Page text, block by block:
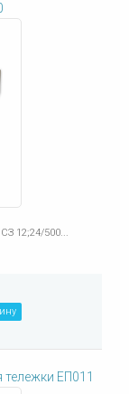
СЗ 12;24/500...
тележки ЕП011